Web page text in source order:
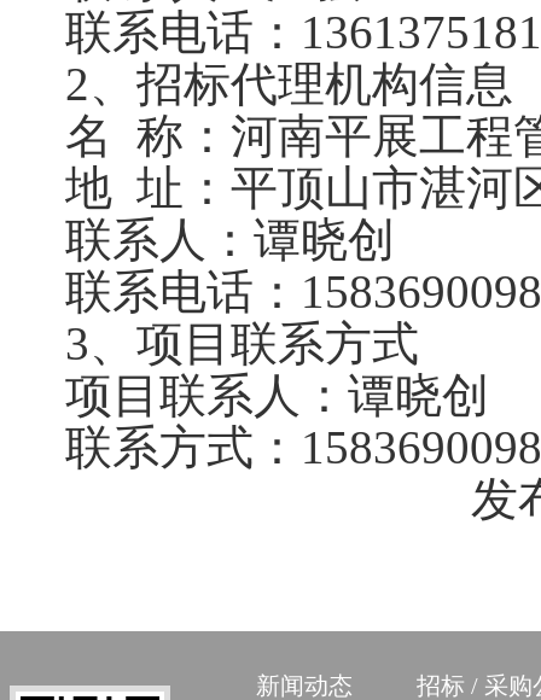
联系电话：
2、招标代理机构信息
名
称：河南平展工程
地 址：平顶山市湛河
联系人：谭晓创
联系电话：
3、项目联系方式
项目联系人：谭晓创
联系方式：
发
新闻动态 招标 / 采购